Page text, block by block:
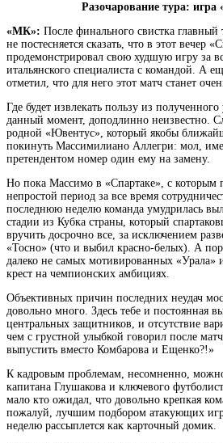
Разочарование тура: игра
«МК»: После финального свистка
не постесняется сказать, что в этот вечер
продемонстрировал свою худшую игру за
итальянского специалиста с командой. А
отметил, что для него этот матч станет
Где будет извлекать пользу из
данный момент, доподлинно неизвестно.
родной «Ювентус», который якобы
покинуть Массимилиано Аллегри: мол,
претендентом номер один ему на замену.
Но пока Массимо в «Спартаке», с которым
непростой период за все время
последнюю неделю команда умудрилась
стадии из Кубка страны, который
вручить досрочно все, за исключением
«Тосно» (что и выбил красно-белых). А
далеко не самых мотивированных «Урала»
крест на чемпионских амбициях.
Объективных причин последних неудач
довольно много. Здесь тебе и постоянная
центральных защитников, и отсутствие
чем с грустной улыбкой говорил после
выпустить вместо Комбарова и Ещенко?!»
К кадровым проблемам, несомненно,
капитана Глушакова и ключевого
мало кто ожидал, что довольно крепкая
пожалуй, лучшим подбором атакующих
неделю рассыплется как карточный домик.